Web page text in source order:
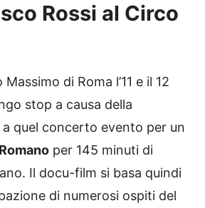
Rossi al Circo
di Roma l’11 e il 12
stop a causa della
quel concerto evento per un
per 145 minuti di
Il docu-film si basa quindi
di numerosi ospiti del